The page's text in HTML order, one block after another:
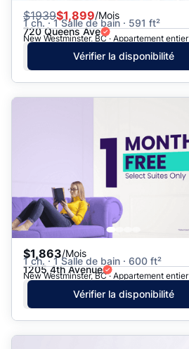
$1939$1,899/Mois
1 ch. · 1 Salle de bain · 591 ft²
720 Queens Ave
New Westminster, BC · Appartement entier
Vérifier la disponibilité
$1,863/Mois
1 ch. · 1 Salle de bain · 600 ft²
1205 4th Avenue
New Westminster, BC · Appartement entier
Vérifier la disponibilité